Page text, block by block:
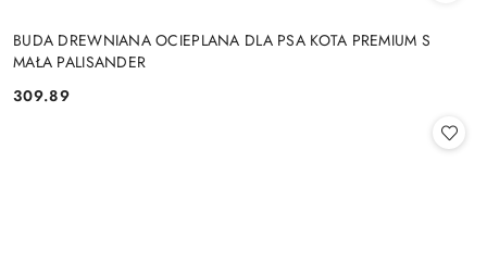
BUDA DREWNIANA OCIEPLANA DLA PSA KOTA PREMIUM S
MAŁA PALISANDER
Cena:
309.89